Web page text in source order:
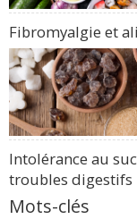
Fibromyalgie et
Intolérance au
troubles digestifs
Mots-clés